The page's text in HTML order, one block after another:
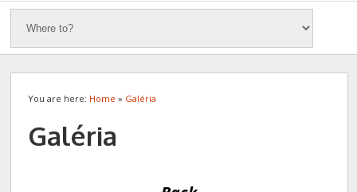
You are here: Home » Galéria
Galéria